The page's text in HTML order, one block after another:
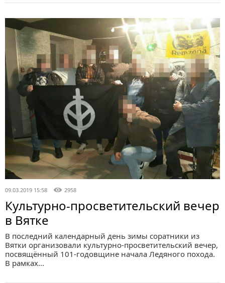
09.03.2019 15:58 2958
Культурно-просветительский вечер
в Вятке
В последний календарный день зимы соратники из
Вятки организовали культурно-просветительский вечер,
посвящённый 101-годовщине начала Ледяного похода.
В рамках…